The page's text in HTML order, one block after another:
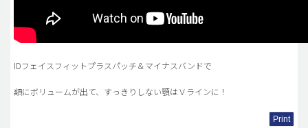
IDフェイスフィットプラスパッチ＆マイナスバンドで
額にボリュームが出て、すっきりしない顎はＶラインに！
Print